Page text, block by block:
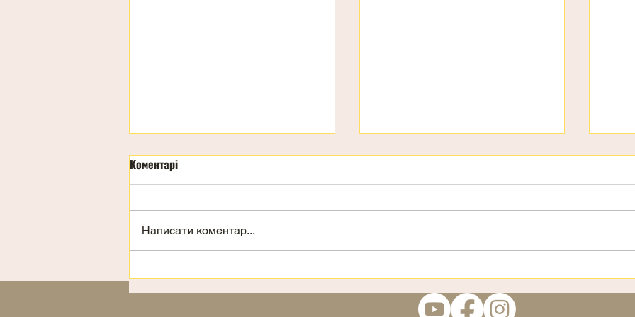
День дітей 3 страхи
Коментарі
Написати коментар...